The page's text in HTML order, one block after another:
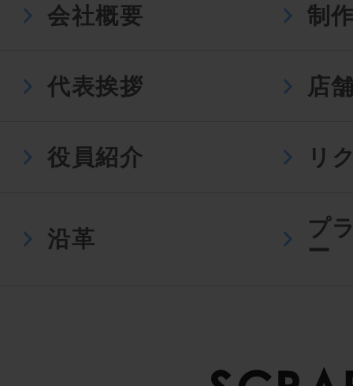
会社概要 制
代表挨拶 店
役員紹介 リ
沿革
プ
ー